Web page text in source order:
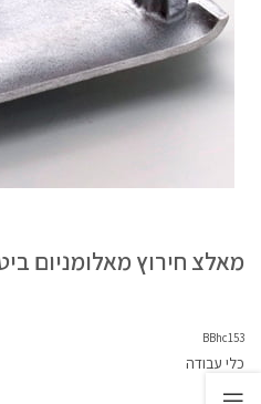
מאלצ חירוץ מאלומניום ביט 1.27
BBhc153
כלי עבודה